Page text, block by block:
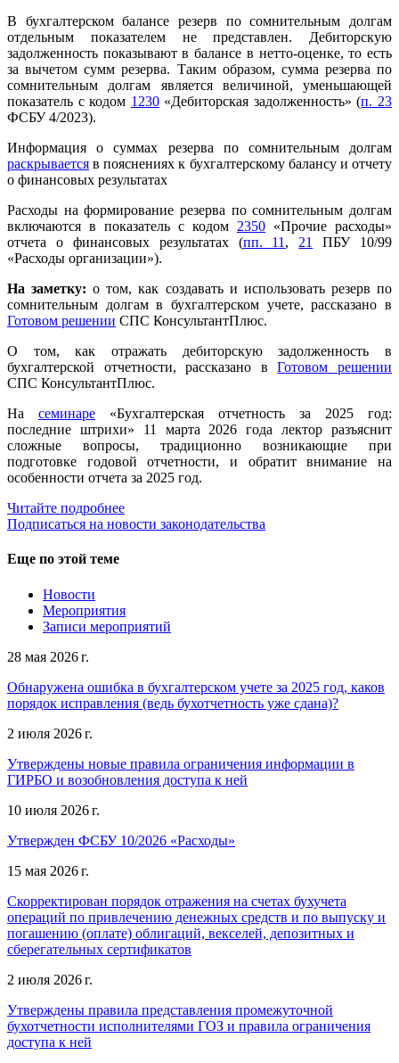
В бухгалтерском балансе резерв по сомнительным долгам
отдельным показателем не представлен. Дебиторскую
задолженность показывают в балансе в нетто-оценке, то есть
за вычетом сумм резерва. Таким образом, сумма резерва по
сомнительным долгам является величиной, уменьшающей
показатель с кодом 1230«Дебиторская задолженность» (п. 23
ФСБУ 4/2023).
Информация о суммах резерва по сомнительным долгам
раскрывается в пояснениях к бухгалтерскому балансу и отчету
о финансовых результатах
Расходы на формирование резерва по сомнительным долгам
включаются в показатель с кодом 2350 «Прочие расходы»
отчета о финансовых результатах (пп. 11 , 21
ПБУ 10/99
«Расходы организации»).
На заметку:о том, как создавать и использовать резерв по
сомнительным долгам в бухгалтерском учете, рассказано в
Готовом решении СПС КонсультантПлюс.
О том, как отражать дебиторскую задолженность в
бухгалтерской отчетности, рассказано вГотовом решении
СПС КонсультантПлюс.
На семинаре «Бухгалтерская отчетность за 2025 год:
последние штрихи» 11 марта 2026 года лектор разъяснит
сложные вопросы, традиционно возникающие при
подготовке годовой отчетности, и обратит внимание на
особенности отчета за 2025 год.
Читайте подробнее
Подписаться на новости законодательства
Еще по этой теме
Новости
Мероприятия
Записи мероприятий
28 мая 2026 г.
Обнаружена ошибка в бухгалтерском учете за 2025 год, каков
порядок исправления (ведь бухотчетность уже сдана)?
2 июля 2026 г.
Утверждены новые правила ограничения информации в
ГИРБО и возобновления доступа к ней
10 июля 2026 г.
Утвержден ФСБУ 10/2026 «Расходы»
15 мая 2026 г.
Скорректирован порядок отражения на счетах бухучета
операций по привлечению денежных средств и по выпуску и
погашению (оплате) облигаций, векселей, депозитных и
сберегательных сертификатов
2 июля 2026 г.
Утверждены правила представления промежуточной
бухотчетности исполнителями ГОЗ и правила ограничения
доступа к ней